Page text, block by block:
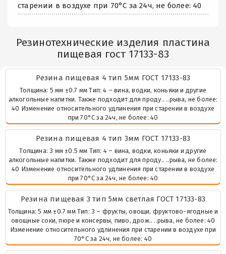
старении в воздухе при 70°С за 24ч, не более: 40
Резинотехнические изделия пластина
пищевая гост 17133-83
Резина пищевая 4 тип 5мм ГОСТ 17133-83
Толщина: 5 мм ±0.7 мм Тип: 4 – вина, водки, коньяки и другие
алкогольные напитки. Также подходит для проду.. ..рыва, не более:
40 Изменение относительного удлинения при старении в воздухе
при 70°С за 24ч, не более: 40
Резина пищевая 4 тип 3мм ГОСТ 17133-83
Толщина: 3 мм ±0.5 мм Тип: 4 – вина, водки, коньяки и другие
алкогольные напитки. Также подходит для проду.. ..рыва, не более:
40 Изменение относительного удлинения при старении в воздухе
при 70°С за 24ч, не более: 40
Резина пищевая 3 тип 5мм светлая ГОСТ 17133-83
Толщина: 5 мм ±0.7 мм Тип: 3 – фрукты, овощи, фруктово-ягодные и
овощные соки, пюре и консервы, пиво, дрож.. ..рыва, не более: 40
Изменение относительного удлинения при старении в воздухе при
70°С за 24ч, не более: 40